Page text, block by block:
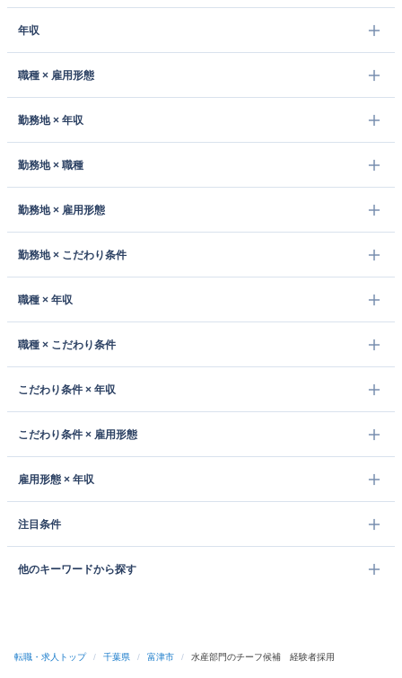
年収
職種 × 雇用形態
勤務地 × 年収
勤務地 × 職種
勤務地 × 雇用形態
勤務地 × こだわり条件
職種 × 年収
職種 × こだわり条件
こだわり条件 × 年収
こだわり条件 × 雇用形態
雇用形態 × 年収
注目条件
他のキーワードから探す
転職・求人トップ / 千葉県 / 富津市 / 水産部門のチーフ候補 経験者採用